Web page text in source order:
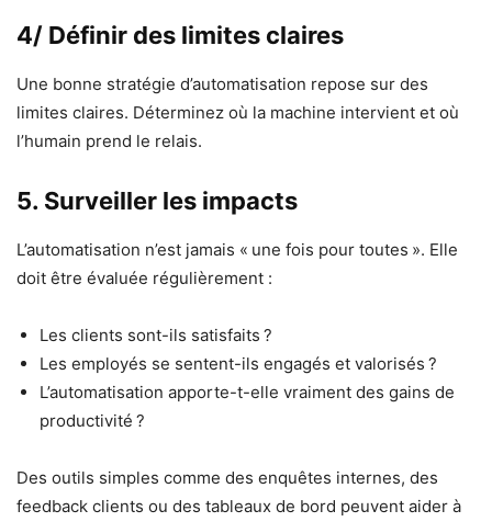
4/ Définir des limites claires
Une bonne stratégie d’automatisation repose sur des
limites claires. Déterminez où la machine intervient et où
l’humain prend le relais.
5. Surveiller les impacts
L’automatisation n’est jamais « une fois pour toutes ». Elle
doit être évaluée régulièrement :
Les clients sont-ils satisfaits ?
Les employés se sentent-ils engagés et valorisés ?
L’automatisation apporte-t-elle vraiment des gains de
productivité ?
Des outils simples comme des enquêtes internes, des
feedback clients ou des tableaux de bord peuvent aider à